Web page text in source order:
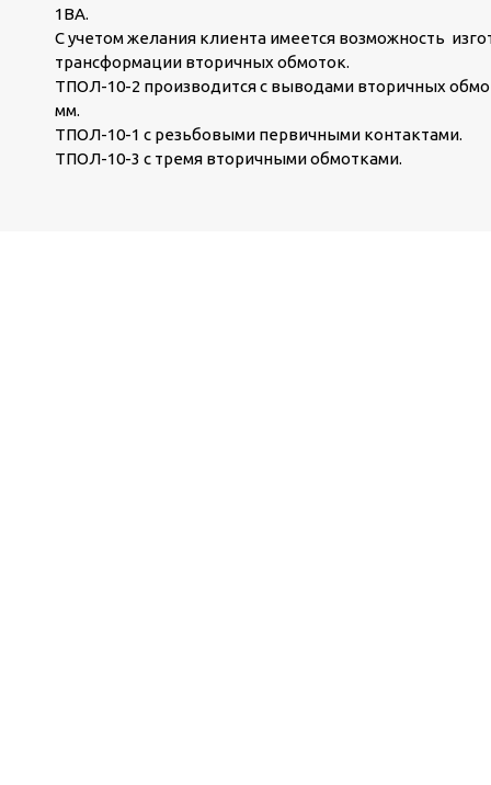
1ВА.
С учетом желания клиента имеется возможность
трансформации вторичных обмоток.
ТПОЛ-10-2 производится с выводами вторичных
мм.
ТПОЛ-10-1 с резьбовыми первичными контактами.
ТПОЛ-10-3 с тремя вторичными обмотками.